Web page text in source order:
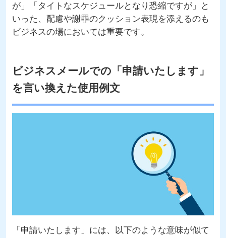
が」「タイトなスケジュールとなり恐縮ですが」と
いった、配慮や謝罪のクッション表現を添えるのも
ビジネスの場においては重要です。
ビジネスメールでの「申請いたします」
を言い換えた使用例文
「申請いたします」には、以下のような意味が似て